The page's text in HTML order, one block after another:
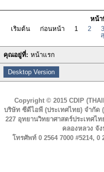
หน้า
เริ่มต้น
ก่อนหน้า 1 2 3
คุณอยู่ที่: หน้าแรก
Desktop Version
Copyright © 2015 CDIP
บริษัท ซีดีไอพี (ประเทศไทย) จำกัด
227 อุทยานวิทยาศาสตร์ประเทศ
คลองหลวง จั
โทรศัพท์ 0 2564 7000 #5214, 0